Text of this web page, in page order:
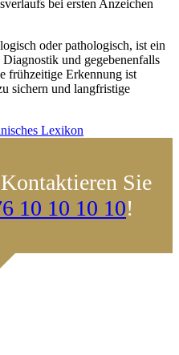
bei ersten Anzeichen
oder pathologisch, ist ein
und gegebenenfalls
frühzeitige Erkennung ist
sichern und langfristige
Lexikon
Sie
10 10 10 10!